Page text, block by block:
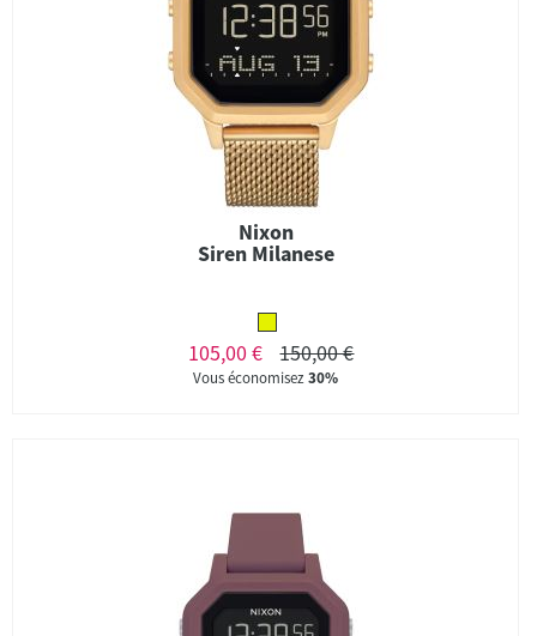
Nixon
Siren Milanese
105,00 € 150,00 €
Vous économisez30%